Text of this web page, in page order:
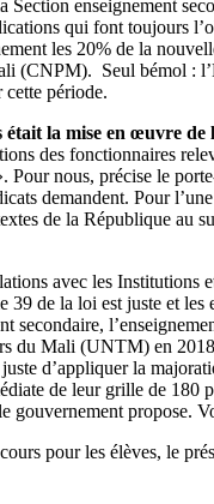
enseignement
qui font toujours
les 20% de la
Seul bémol :
cette période.
la mise en œuvre
des fonctionnaires
nous, précise le
demandent. Pour
de la République
avec les
39 de la loi est juste et
secondaire,
du Mali (UNTM) en
d’appliquer la
de leur grille de
gouvernement propose.
pour les élèves, le